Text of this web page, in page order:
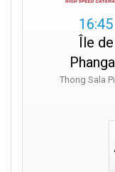
16:45
Île de
Thong Sala